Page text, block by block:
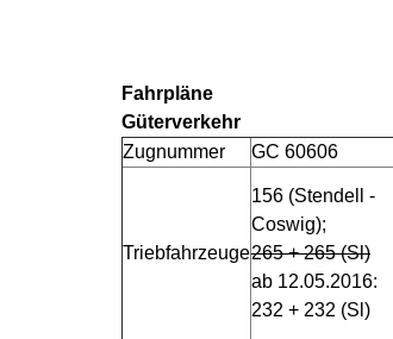
Fahrpläne
Güterverkehr
Zugnummer
GC 60606
Triebfahrzeuge
156 (Stendell -
Coswig);
265 + 265 (Sl)
ab 12.05.2016:
232 + 232 (Sl)